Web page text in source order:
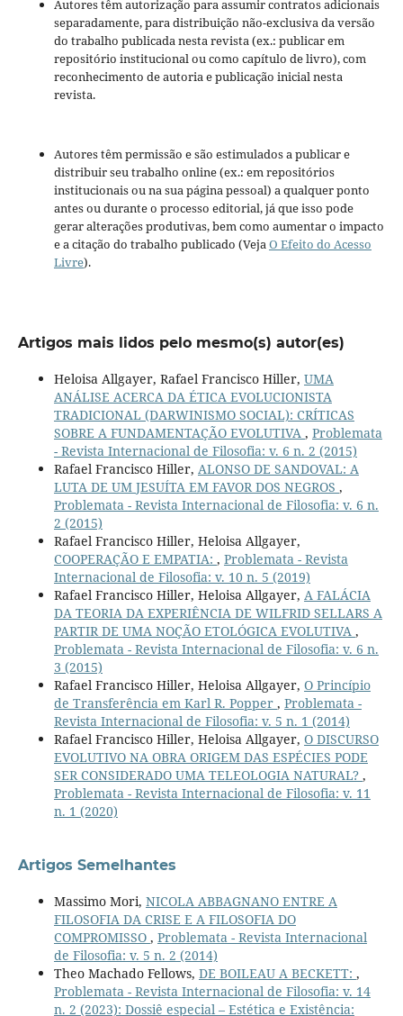
Autores têm autorização para assumir contratos adicionais
separadamente, para distribuição não-exclusiva da versão
do trabalho publicada nesta revista (ex.: publicar em
repositório institucional ou como capítulo de livro), com
reconhecimento de autoria e publicação inicial nesta
revista.
Autores têm permissão e são estimulados a publicar e
distribuir seu trabalho online (ex.: em repositórios
institucionais ou na sua página pessoal) a qualquer ponto
antes ou durante o processo editorial, já que isso pode
gerar alterações produtivas, bem como aumentar o impacto
e a citação do trabalho publicado (VejaO Efeito do Acesso
Livre).
Artigos mais lidos pelo mesmo(s) autor(es)
Heloisa Allgayer, Rafael Francisco Hiller, UMA
ANÁLISE ACERCA DA ÉTICA EVOLUCIONISTA
TRADICIONAL (DARWINISMO SOCIAL): CRÍTICAS
SOBRE A FUNDAMENTAÇÃO EVOLUTIVA , Problemata
- Revista Internacional de Filosofia: v. 6 n. 2 (2015)
Rafael Francisco Hiller, ALONSO DE SANDOVAL: A
LUTA DE UM JESUÍTA EM FAVOR DOS NEGROS ,
Problemata - Revista Internacional de Filosofia: v. 6 n.
2 (2015)
Rafael Francisco Hiller, Heloisa Allgayer,
COOPERAÇÃO E EMPATIA: , Problemata - Revista
Internacional de Filosofia: v. 10 n. 5 (2019)
Rafael Francisco Hiller, Heloisa Allgayer, A FALÁCIA
DA TEORIA DA EXPERIÊNCIA DE WILFRID SELLARS A
PARTIR DE UMA NOÇÃO ETOLÓGICA EVOLUTIVA ,
Problemata - Revista Internacional de Filosofia: v. 6 n.
3 (2015)
Rafael Francisco Hiller, Heloisa Allgayer, O Princípio
de Transferência em Karl R. Popper , Problemata -
Revista Internacional de Filosofia: v. 5 n. 1 (2014)
Rafael Francisco Hiller, Heloisa Allgayer, O DISCURSO
EVOLUTIVO NA OBRA ORIGEM DAS ESPÉCIES PODE
SER CONSIDERADO UMA TELEOLOGIA NATURAL? ,
Problemata - Revista Internacional de Filosofia: v. 11
n. 1 (2020)
Artigos Semelhantes
Massimo Mori, NICOLA ABBAGNANO ENTRE A
FILOSOFIA DA CRISE E A FILOSOFIA DO
COMPROMISSO , Problemata - Revista Internacional
de Filosofia: v. 5 n. 2 (2014)
Theo Machado Fellows, DE BOILEAU A BECKETT: ,
Problemata - Revista Internacional de Filosofia: v. 14
n. 2 (2023): Dossiê especial – Estética e Existência: